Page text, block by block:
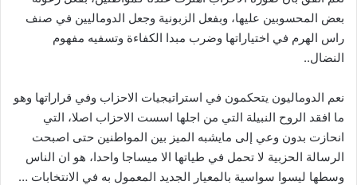
بعض المحسوبين عليها، وبفعل الزبونية وجعل الدوماليين في صنف
راس الهرم في اختياراتها وضرب مبدا الكفاءة وتسفيه مفهوم
النضال..
نعم الدوماليون يتحكمون في استراتيجيات الاحزاب وفي قراراتها وهو
ما افقد الروح النبيلة التي من اجلها اسست الاحزاب اصلا، التي
انحازت بدون وعي إلى مايشبه الميز بين المواطنين حتى اصبحت
الرسالة الحزبية لا تحمل في طياتها الا ميساجا واحدا، هو ان الناس
وسطها ليسوا سواسية بالمعيار الجديد المعمول به في الانتخابات …